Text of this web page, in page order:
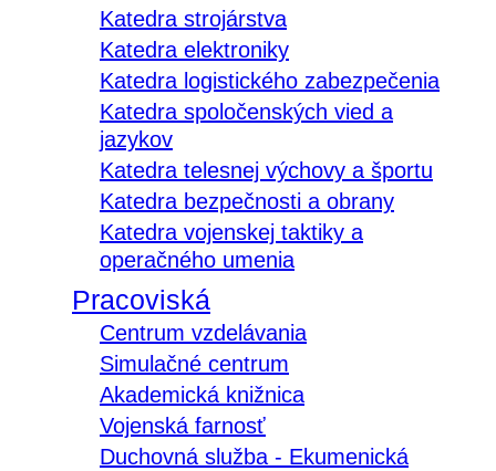
Katedra strojárstva
Katedra elektroniky
Katedra logistického zabezpečenia
Katedra spoločenských vied a
jazykov
Katedra telesnej výchovy a športu
Katedra bezpečnosti a obrany
Katedra vojenskej taktiky a
operačného umenia
Pracoviská
Centrum vzdelávania
Simulačné centrum
Akademická knižnica
Vojenská farnosť
Duchovná služba - Ekumenická